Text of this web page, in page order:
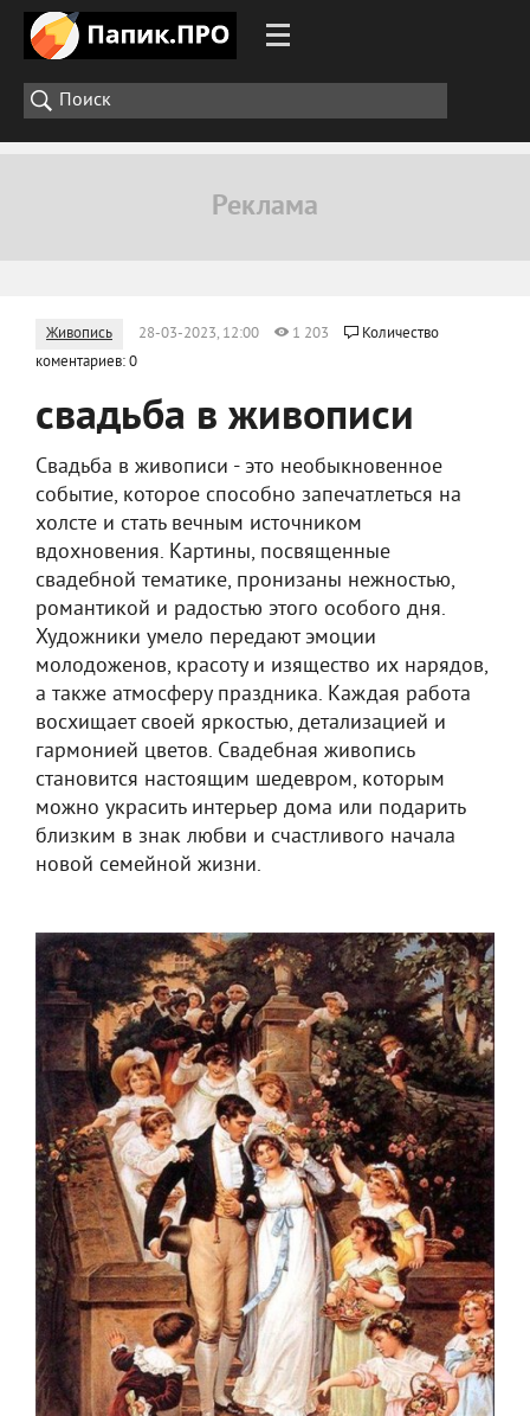
Живопись 28-03-2023, 12:00 1 203
Количество
коментариев: 0
свадьба в живописи
Свадьба в живописи - это необыкновенное
событие, которое способно запечатлеться на
холсте и стать вечным источником
вдохновения. Картины, посвященные
свадебной тематике, пронизаны нежностью,
романтикой и радостью этого особого дня.
Художники умело передают эмоции
молодоженов, красоту и изящество их нарядов,
а также атмосферу праздника. Каждая работа
восхищает своей яркостью, детализацией и
гармонией цветов. Свадебная живопись
становится настоящим шедевром, которым
можно украсить интерьер дома или подарить
близким в знак любви и счастливого начала
новой семейной жизни.